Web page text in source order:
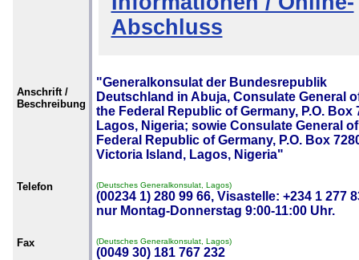
Abschluss
Anschrift /
Beschreibung
"Generalkonsulat der Bundesrepublik
Deutschland in Abuja, Consulate General
the Federal Republic of Germany, P.O. Box
Lagos, Nigeria; sowie Consulate General
Federal Republic of Germany, P.O. Box
Victoria Island, Lagos, Nigeria"
Telefon (Deutsches Generalkonsulat, Lagos)
(00234 1) 280 99 66, Visastelle: +234 1 277
nur Montag-Donnerstag 9:00-11:00 Uhr.
Fax (Deutsches Generalkonsulat, Lagos)
(0049 30) 181 767 232